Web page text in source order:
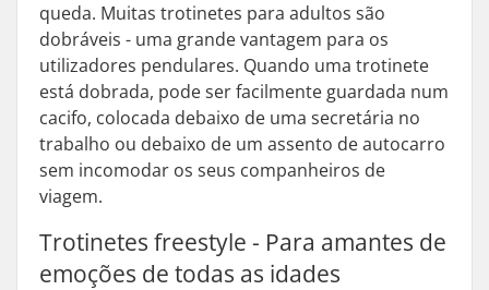
queda. Muitas trotinetes para adultos são
dobráveis - uma grande vantagem para os
utilizadores pendulares. Quando uma trotinete
está dobrada, pode ser facilmente guardada num
cacifo, colocada debaixo de uma secretária no
trabalho ou debaixo de um assento de autocarro
sem incomodar os seus companheiros de
viagem.
Trotinetes freestyle - Para amantes de
emoções de todas as idades